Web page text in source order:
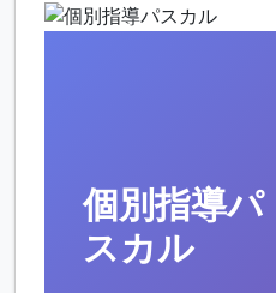
個別指導パ
スカル